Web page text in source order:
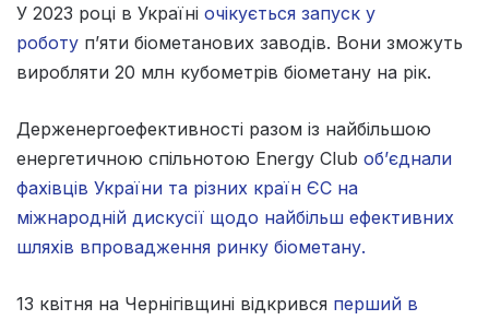
У 2023 році в Україні очікується запуск у
роботу п’яти біометанових заводів. Вони зможуть
виробляти 20 млн кубометрів біометану на рік.
Держенергоефективності разом із найбільшою
енергетичною спільнотою Energy Club об’єднали
фахівців України та різних країн ЄС на
міжнародній дискусії щодо найбільш ефективних
шляхів впровадження ринку біометану.
13 квітня на Чернігівщині відкрився перший в